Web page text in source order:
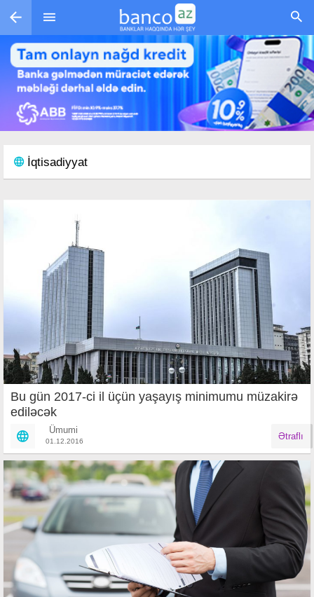
Skip to main content
İqtisadiyyat
Bu gün 2017-ci il üçün yaşayış minimumu müzakirə
ediləcək
Ümumi
01.12.2016 Ətraflı